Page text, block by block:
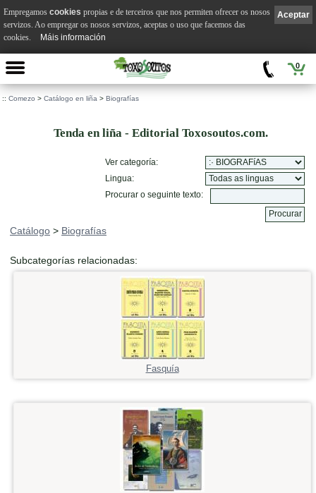
0
:: Comezo > Catálogo en liña > Biografías
Tenda en liña - Editorial Toxosoutos.com.
Ver categoría:
Lingua:
Procurar o seguinte texto:
Catálogo > Biografías
Subcategorías relacionadas:
Fasquía
Aceptar
Empregamos cookies propias e de terceiros que nos permiten ofrecer os nosos
servizos. Ao empregar os nosos servizos, aceptas o uso que facemos das
cookies.
Máis información